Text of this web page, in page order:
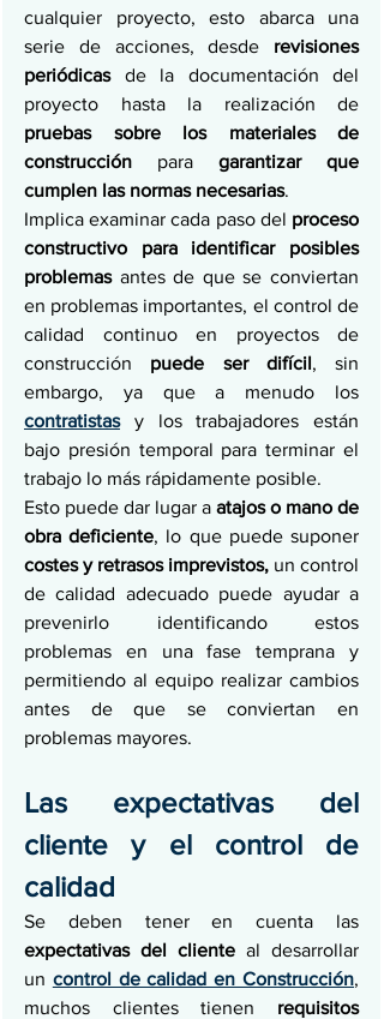
cualquier proyecto, esto abarca una
serie de acciones, desde revisiones
periódicas de la documentación del
pruebas sobre los materiales de
construcción para garantizar que
cumplen las normas necesarias.
Implica examinar cada paso del proceso
constructivo para identificar posibles
problemas antes de que se conviertan
en problemas importantes, el control de
calidad continuo en proyectos de
construcción puede ser difícil, sin
contratistas
y los trabajadores están
bajo presión temporal para terminar el
trabajo lo más rápidamente posible.
Esto puede dar lugar a atajos o mano de
obra deficiente
costes y retrasos imprevistos, un control
de calidad adecuado puede ayudar a
prevenirlo identificando estos
problemas en una fase temprana y
permitiendo al equipo realizar cambios
antes de que se conviertan en
problemas mayores.
Las expectativas del
cliente y el control de
calidad
expectativas del cliente al desarrollar
un control de calidad en Construcción,
muchos clientes tienen requisitos